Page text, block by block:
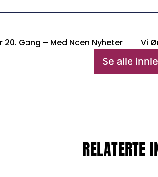
20. Gang – Med Noen Nyheter
Se alle
RELATERTE